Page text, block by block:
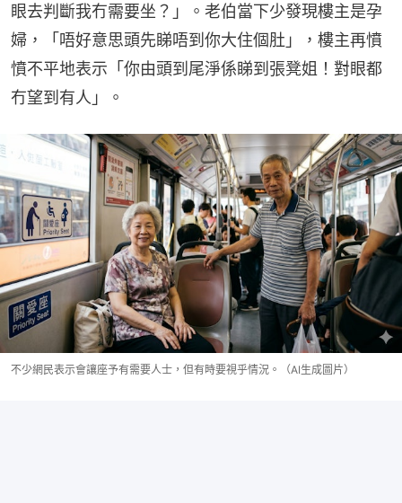
眼去判斷我冇需要坐？」。老伯當下少發現樓主是孕
婦，「唔好意思頭先睇唔到你大住個肚」，樓主再憤
憤不平地表示「你由頭到尾淨係睇到張凳姐！對眼都
冇望到有人」。
不少網民表示會讓座予有需要人士，但有時要視乎情況。（AI生成圖片）